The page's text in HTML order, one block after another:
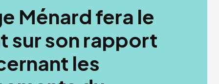
Ménard fera le
sur son rapport
les